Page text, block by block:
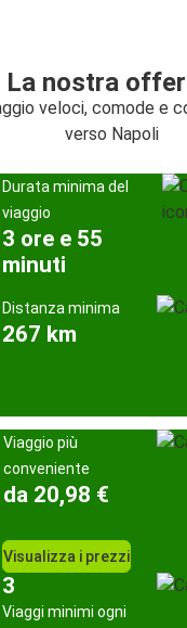
La nostra
veloci, comode e
verso Napoli
Durata minima del
viaggio
3 ore e 55
minuti
Distanza minima
267 km
Viaggio più
conveniente
da 20,98 €
Visualizza i prezzi
3
Viaggi minimi ogni